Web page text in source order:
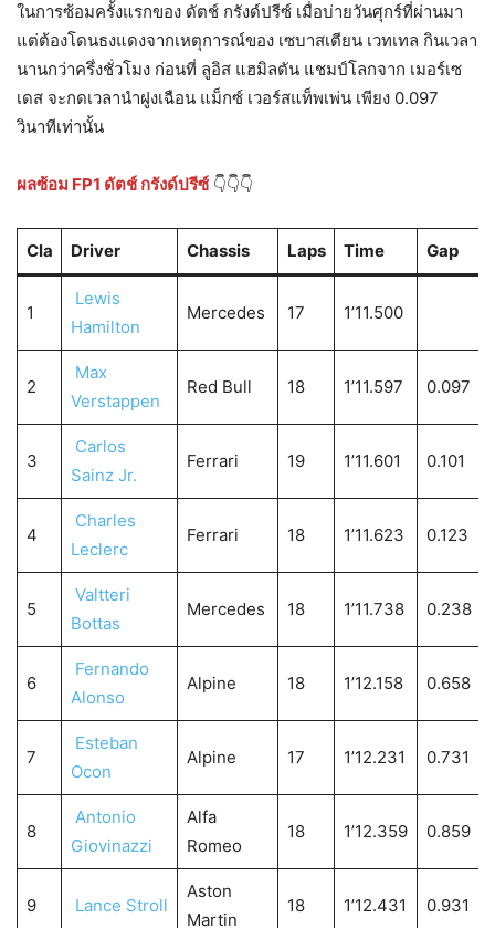
ในการซ้อมครั้งแรกของ ดัตช์ กรังด์ปรีซ์ เมื่อบ่ายวันศุกร์ที่ผ่านมา
แต่ต้องโดนธงแดงจากเหตุการณ์ของ เซบาสเตียน เวทเทล กินเวลา
นานกว่าครึ่งชั่วโมง ก่อนที่ ลูอิส แฮมิลตัน แชมป์โลกจาก เมอร์เซ
เดส จะกดเวลานำฝูงเฉือน แม็กซ์ เวอร์สแท็พเพ่น เพียง 0.097
วินาทีเท่านั้น
ผลซ้อม FP1 ดัตช์ กรังด์ปรีซ์👇👇👇
Cla Driver Chassis Laps Time Gap
1
Lewis
Hamilton
Mercedes 17 1’11.500
2
Max
Verstappen
Red Bull 18 1’11.597 0.097
3
Carlos
Sainz Jr.
Ferrari 19 1’11.601 0.101
4
Charles
Leclerc
Ferrari 18 1’11.623 0.123
5
Valtteri
Bottas
Mercedes 18 1’11.738 0.238
6
Fernando
Alonso
Alpine 18 1’12.158 0.658
7
Esteban
Ocon
Alpine 17 1’12.231 0.731
8
Antonio
Giovinazzi
Alfa
Romeo
18 1’12.359 0.859
9 Lance Stroll
Aston
Martin
18 1’12.431 0.931